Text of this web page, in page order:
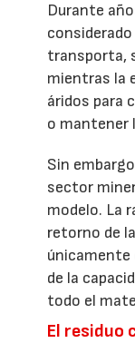
Durante
transporta,
mientras la
áridos para
o mantener
Sin
sector
modelo. La
retorno de
únicamente
de la
todo el
El residuo